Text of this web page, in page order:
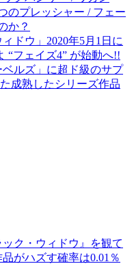
のプレッシャー / フェー
か？
ドウ」2020年5月1日に
“フェイズ4” が始動へ!!
ベルズ」に超ド級のサプ
成熟したシリーズ作品
ック・ウィドウ』を観て
がハズす確率は0.01％